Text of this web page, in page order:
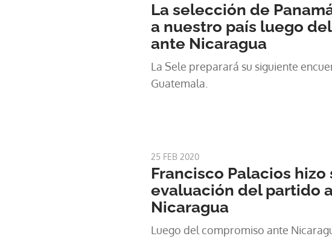
La selección de
a nuestro país luego
ante Nicaragua
La Sele preparará su siguiente
Guatemala.
25 FEB 2020
Francisco Palacios hizo
evaluación del partido
Nicaragua
Luego del compromiso ante